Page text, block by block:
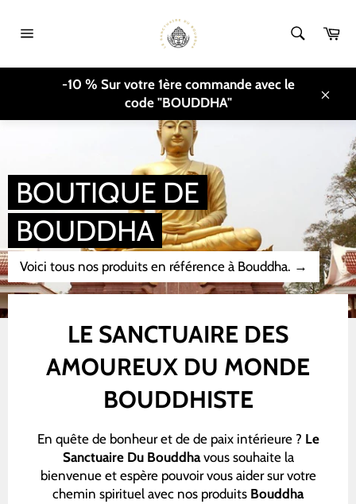
zum
-10 % Sur votre 1ère commande avec le
code "BOUDDHA"
BOUTIQUE DE
BOUDDHA
Voici tous nos produits en référence à Bouddha. →
Nutzen
Sie
linken/rechten
Slideshow
navigieren,
LE SANCTUAIRE DES
AMOUREUX DU MONDE
BOUDDHISTE
En quête de bonheur et de de paix intérieure ? Le
Sanctuaire Du Bouddhavous souhaite la
bienvenue et espère pouvoir vous aider sur votre
chemin spirituel avec nos produits Bouddha